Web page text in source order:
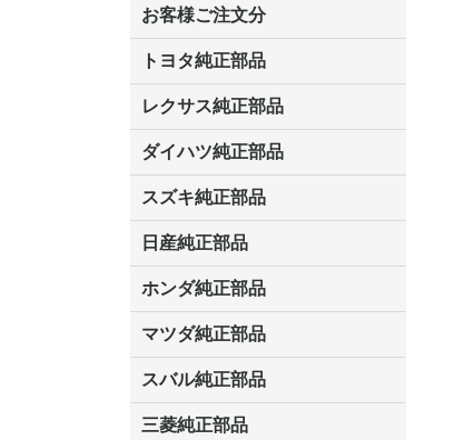
お客様ご注文分
トヨタ純正部品
C-HR
ルーミー・タンク
プリウスα
ナディア
グランビア・グランドハイエー
レクサスCT200H
86
カローラアクシオ
アベンシス
ヴェルファイア
MR2
サクシード
ヴェロッサ
トヨエース・ダイナ
タウンエース・ライトエース
ガイア
ピクシス
キャミ
ブレイド
デュエット
スープラ
カリーナ
コロナ
スターレット
SAI
センチュリー
アイシス
マークXジオ
IQ
AQUA(アクア)
アリスト
アルテッツァ・アルテッツァジ
アルファード
アルファードHV
ist
イプサム
ヴァンガード
ウィッシュ
ヴィッツ
WiLL サイファ
WiLL Vi
WiLL VS
ウィンダム
FJクルーザー
エスティマT・L
エスティマハイブリッド
レクサスLS600H/600HL
レクサスRX270/350
レクサスLS460/460L
MR-S
オーパ
オーリス
オリジン
カムリ
カルディナ
カローラ
カローラスパシオ
カローラフィールダー
カローラランクス・アレックス
クレスタ
クイックデリバリー
クラウン
クルーガー
シエンタ
セリカ
セルシオ
チェイサー
ノア・ボクシー
ハイエース・レジアスエース
ハイラックスサーフ
パッソ
ハリアー
ハリアーHV
bB
ビスタ・ビスタアルデオ
ファンカーゴ
プラッツ
プリウス
ブレビス
プレミオ・アリオン
プログレ
プロナード
プロボックス・サクシード
ベルタ
ボルツ
ポルテ
マークX
マークⅡ
ラウム
ラクティス
RAV4J・L
ランドクルーザー
ランドクルーザープラド
ルミオン
レクサスGS460/430/350/450H
レクサスIS250・350
レジアス・ツーリングハイエー
レクサス純正部品
GS450/GS350/GS250
CT200
ダイハツ純正部品
キャスト
ウェイク
シャレード
アルティス
クー
ビーゴ
アトレー
エッセ
オプティ
コペン
ストーリア
ソニカ
タント
タントエグゼ
テリオスキッド
ネイキッド
ハイゼット
ブーン・ブーンルミナス
マックス
ミラ・ミラジーノ
ミライース
ミラココア
ムーヴ
ムーヴコンテ
ムーヴラテ
リーザ
スズキ純正部品
ジムニーノマド
エブリィ
ハスラー
スペーシア
ソリオ
スイフト
エスクード
アルト
MRワゴン
エリオ
Kei
キャリィ・エブリィ
シボレークルーズ
ジムニー
スクラム
セルボ
ツイン
パレット
フロンテ
マイティーボーイ
ラパン
ワゴンR
ワゴンRワイド・プラス・ソリ
日産純正部品
ルークス
フィガロ
リーフ
リバティ
デイズ
ブルーバード
テラノ
バネット
KIX
オッティ
シルビア
スカイライン
ローレル
フェアレディZ
ティーノ
ティーダラティオ
ラフェスタ
ADバン
アトラス
アベニール
ウィングロード
エキスパート
エクストレイル
エルグランド
キャラバン
キューブ
サニー
シーマ
ジューク
ステージア
セレナ
ティアナ
ティーダ
デュアリス
ノート
バサラ
フーガ
プリメーラ
ブルーバードシルフィー
プレジデント
プレーリーリバティ
プレサージュ
マーチ
ムラーノ
モコ
ホンダ純正部品
N-ONE
シティ
ロゴ
プレリュード
トルネオ
HR-V
レジェンド
クロスロード
MDX
インサイト
ビート
フリード
S2000
S-MX
アクティ
アコード
インテグラ
エアウェイブ
エディックス
エリシオン
エレメント
オデッセイ
オルティア
ザッツ
CR-V
シビック
ステップワゴン
ストリーム
ゼスト
Z(ゼット)
トゥディ
パートナー
バモス
フィット
モビリオ
ライフ
ライフダンク
耕運機
マツダ純正部品
プロシード
ボンゴ
アクセラ
アテンザ
タイタン
ロードスター
ベリーサ
AZワゴン
CX-5
RX-8
MPV
スクラム
スピアーノ
キャロル
デミオ
ファミリア
プレマシー
ラピュタ
スバル純正部品
R2/R1
エクシーガ
フォレスター
BRZ
レオーネ
インプレッサ
ステラ
レガシイ
トレジア
ヴィヴィオ
サンバー
プレオ
三菱純正部品